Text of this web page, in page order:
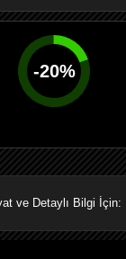
-20%
ve Detaylı Bilgi İçin: